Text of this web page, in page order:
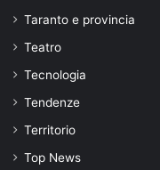
Taranto e provincia
Teatro
Tecnologia
Tendenze
Territorio
Top News